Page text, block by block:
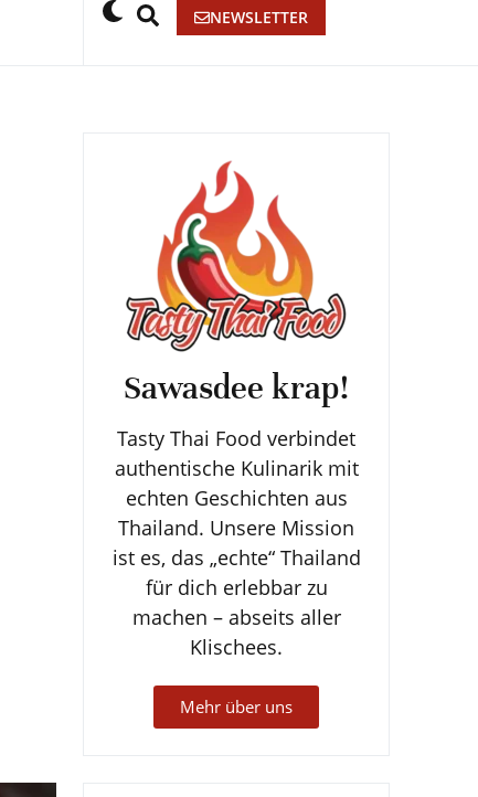
NEWSLETTER
Sawasdee krap!
Tasty Thai Food verbindet
authentische Kulinarik mit
echten Geschichten aus
Thailand. Unsere Mission
ist es, das „echte“ Thailand
für dich erlebbar zu
machen – abseits aller
Klischees.
Mehr über uns